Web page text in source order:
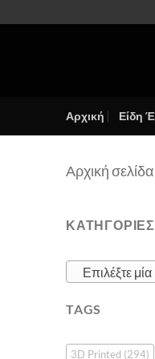
στο
Αρχική Είδη
Αρχική σελίδα
Επιλέξτε
TAGS
3D Printed (294)